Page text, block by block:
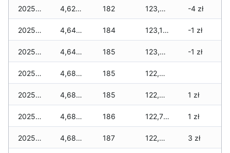
2025-12-09 4,620 zł 182 123,275 zł -4 zł
2025-12-08 4,648 zł 184 123,175 zł -1 zł
2025-12-07 4,648 zł 185 123,089 zł -1 zł
2025-12-06 4,682 zł 185 122,977 zł
2025-12-05 4,682 zł 185 122,907 zł 1 zł
2025-12-04 4,682 zł 186 122,793 zł 1 zł
2025-12-03 4,682 zł 187 122,657 zł 3 zł